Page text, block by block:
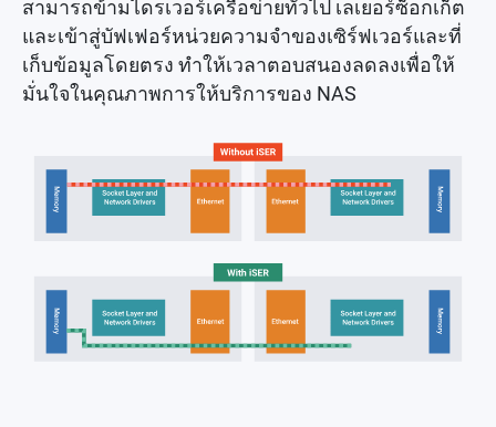
สามารถข้ามไดรเวอร์เครือข่ายทั่วไป เลเยอร์ซ็อกเก็ต
และเข้าสู่บัฟเฟอร์หน่วยความจำของเซิร์ฟเวอร์และที่
เก็บข้อมูลโดยตรง ทำให้เวลาตอบสนองลดลงเพื่อให้
มั่นใจในคุณภาพการให้บริการของ NAS